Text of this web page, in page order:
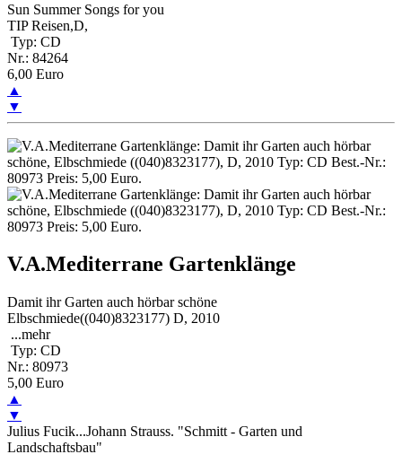
Sun Summer Songs for you
TIP Reisen,D,
Typ: CD
Nr.: 84264
6,00 Euro
▲
▼
V.A.Mediterrane Gartenklänge
Damit ihr Garten auch hörbar schöne
Elbschmiede((040)8323177) D, 2010
...mehr
Typ: CD
Nr.: 80973
5,00 Euro
▲
▼
Julius Fucik...Johann Strauss. "Schmitt - Garten und
Landschaftsbau"